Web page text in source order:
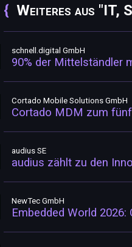
Weiteres aus "IT,
schnell.digital GmbH
90% der Mittelständler
Cortado Mobile Solutions GmbH
Cortado MDM zum
audius SE
audius zählt zu den
NewTec GmbH
Embedded World